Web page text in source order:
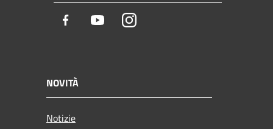
Facebook YoutubeInstagram
NOVITÀ
Notizie